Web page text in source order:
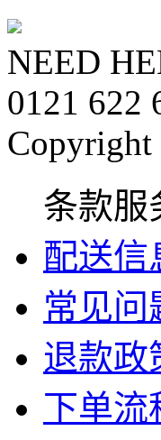
NEED
0121 622
条款服
配送信
常见问
退款政
下单流